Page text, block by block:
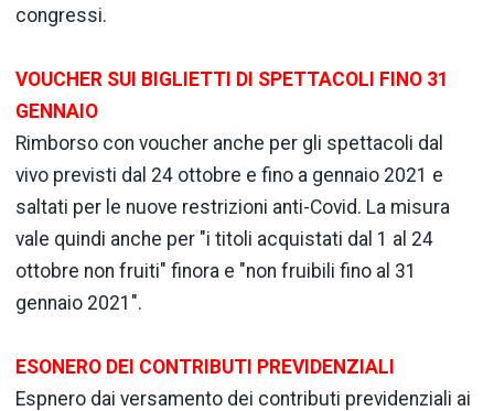
congressi.
VOUCHER SUI BIGLIETTI DI SPETTACOLI FINO 31
GENNAIO
Rimborso con voucher anche per gli spettacoli dal
vivo previsti dal 24 ottobre e fino a gennaio 2021 e
saltati per le nuove restrizioni anti-Covid. La misura
vale quindi anche per "i titoli acquistati dal 1 al 24
ottobre non fruiti" finora e "non fruibili fino al 31
gennaio 2021".
ESONERO DEI CONTRIBUTI PREVIDENZIALI
Espnero dai versamento dei contributi previdenziali ai